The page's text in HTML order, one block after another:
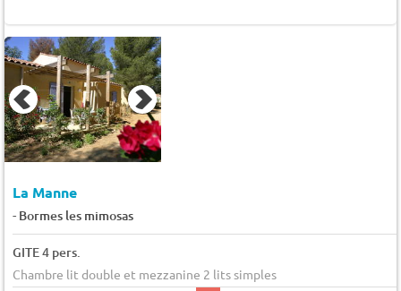
La Manne
- Bormes les mimosas
GITE 4 pers.
Chambre lit double et mezzanine 2 lits simples